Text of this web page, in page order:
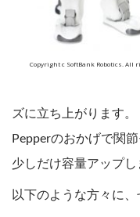
Copyright c SoftBank Robotics. All
ズに立ち上がります。
Pepperのおかげで関
少しだけ容量アップし
以下のような方々に、